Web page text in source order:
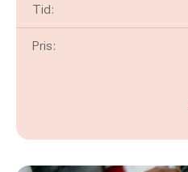
Tid:
Pris: